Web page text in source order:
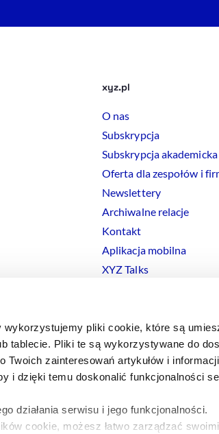
pliki cookie, które są
tablecie. Pliki te są wykorzystywane do
zainteresowań artykułów i
i dzięki temu doskonalić funkcjonalności
działania serwisu i jego funkcjonalności.
cookie, możesz łatwo zarządzać
xyz.pl
O nas
Subskrypcja
Subskrypcja akademicka
Oferta dla zespołów i
Newslettery
Archiwalne relacje
Kontakt
Aplikacja mobilna
XYZ Talks
PolitykaCookiesRegulaminUstawienia